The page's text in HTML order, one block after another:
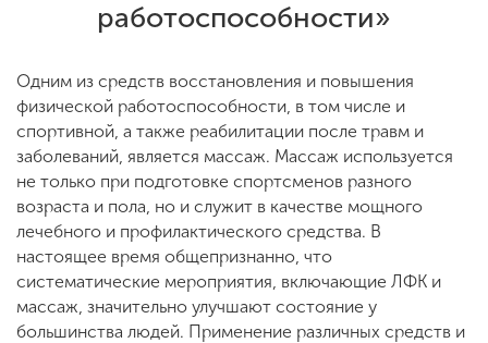
Абитуриенту
Обучение
Наука
Международная
деятельность
работоспособности»
Одним из средств восстановления и повышения
физической работоспособности, в том числе и
спортивной, а также реабилитации после травм и
заболеваний, является массаж. Массаж используется
не только при подготовке спортсменов разного
возраста и пола, но и служит в качестве мощного
лечебного и профилактического средства. В
настоящее время общепризнанно, что
систематические мероприятия, включающие ЛФК и
массаж, значительно улучшают состояние у
большинства людей. Применение различных средств и